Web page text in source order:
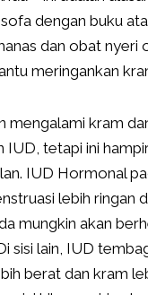
dengan buku
dan obat
meringankan
mengalami kram
IUD, tetapi ini
IUD Hormonal
lebih ringan
mungkin akan
sisi lain, IUD
berat dan kram